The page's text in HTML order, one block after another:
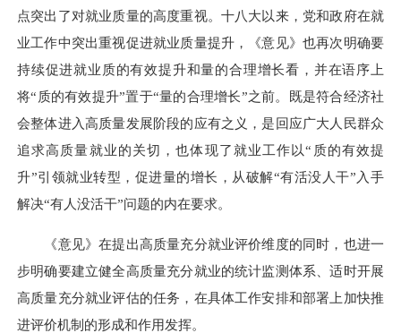
点突出了对就业质量的高度重视。十八大以来，党和政府在就
业工作中突出重视促进就业质量提升，《意见》也再次明确要
持续促进就业质的有效提升和量的合理增长看，并在语序上
将“质的有效提升”置于“量的合理增长”之前。既是符合经济社
会整体进入高质量发展阶段的应有之义，是回应广大人民群众
追求高质量就业的关切，也体现了就业工作以“质的有效提
升”引领就业转型，促进量的增长，从破解“有活没人干”入手
解决“有人没活干”问题的内在要求。
《意见》在提出高质量充分就业评价维度的同时，也进一
步明确要建立健全高质量充分就业的统计监测体系、适时开展
高质量充分就业评估的任务，在具体工作安排和部署上加快推
进评价机制的形成和作用发挥。